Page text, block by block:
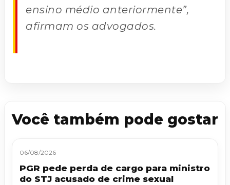
ensino médio anteriormente”,
afirmam os advogados.
Você também pode gostar
06/08/2026
PGR pede perda de cargo para ministro
do STJ acusado de crime sexual